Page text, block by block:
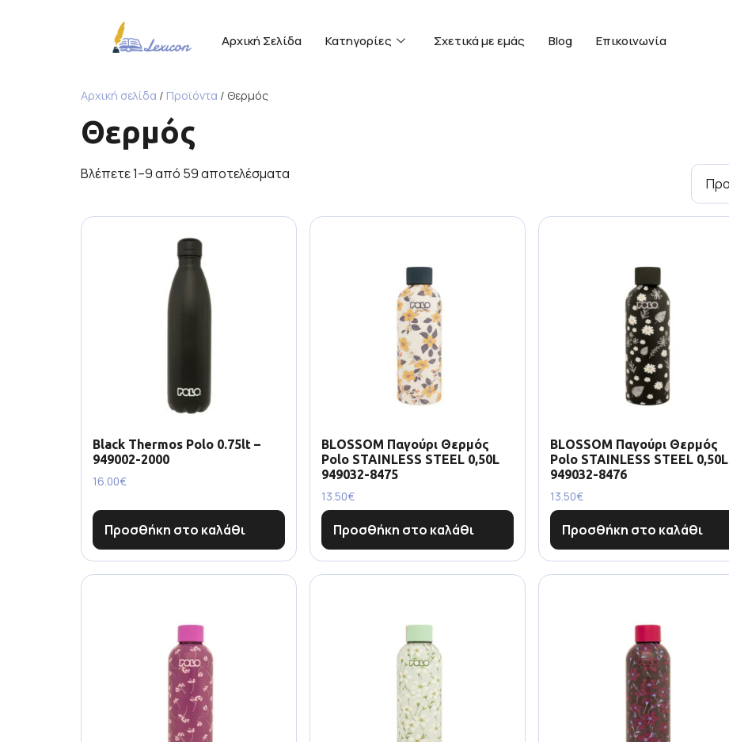
Αρχική Σελίδα Κατηγορίες Σχετικά με εμάς Blog Επικοινωνία
Αρχική σελίδα / Προϊόντα / Θερμός
Θερμός
Βλέπετε 1–9 από 59 αποτελέσματα
Black Thermos Polo 0.75lt –
949002-2000
16.00€
Προσθήκη στο καλάθι
BLOSSOM Παγούρι Θερμός
Polo STAINLESS STEEL 0,50L
949032-8475
13.50€
Προσθήκη στο καλάθι
BLOSSOM Παγούρι Θερμός
Polo STAINLESS STEEL 0,50L
949032-8476
13.50€
Προσθήκη στο καλάθι